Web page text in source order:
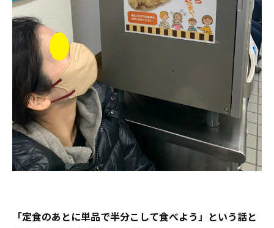
「定食のあとに単品で半分こして食べよう」という話と